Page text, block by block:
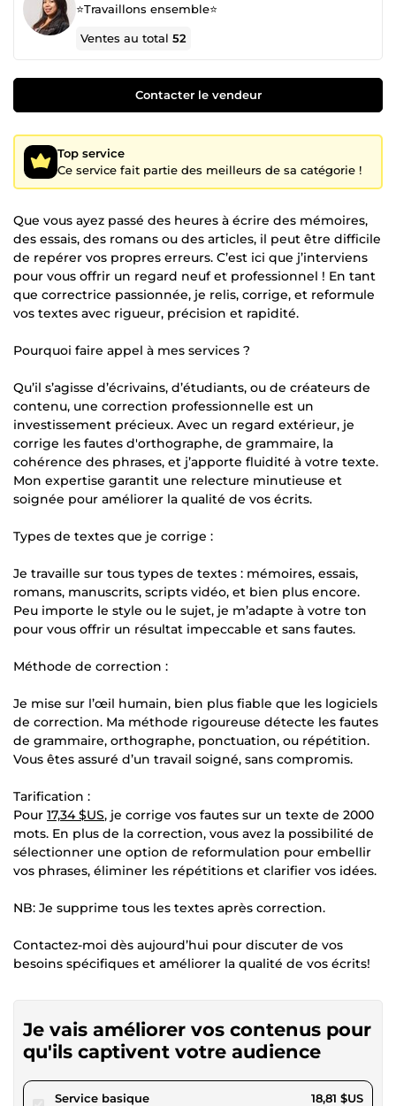
⭐Travaillons ensemble⭐
Ventes au total52
Contacter le vendeur
Top service
Ce service fait partie des meilleurs de sa catégorie !
Que vous ayez passé des heures à écrire des mémoires,
des essais, des romans ou des articles, il peut être difficile
de repérer vos propres erreurs. C’est ici que j’interviens
pour vous offrir un regard neuf et professionnel ! En tant
que correctrice passionnée, je relis, corrige, et reformule
vos textes avec rigueur, précision et rapidité.
Pourquoi faire appel à mes services ?
Qu’il s’agisse d’écrivains, d’étudiants, ou de créateurs de
contenu, une correction professionnelle est un
investissement précieux. Avec un regard extérieur, je
corrige les fautes d'orthographe, de grammaire, la
cohérence des phrases, et j’apporte fluidité à votre texte.
Mon expertise garantit une relecture minutieuse et
soignée pour améliorer la qualité de vos écrits.
Types de textes que je corrige :
Je travaille sur tous types de textes : mémoires, essais,
romans, manuscrits, scripts vidéo, et bien plus encore.
Peu importe le style ou le sujet, je m’adapte à votre ton
pour vous offrir un résultat impeccable et sans fautes.
Méthode de correction :
Je mise sur l’œil humain, bien plus fiable que les logiciels
de correction. Ma méthode rigoureuse détecte les fautes
de grammaire, orthographe, ponctuation, ou répétition.
Vous êtes assuré d’un travail soigné, sans compromis.
Tarification :
Pour 17,34 $US, je corrige vos fautes sur un texte de 2000
mots. En plus de la correction, vous avez la possibilité de
sélectionner une option de reformulation pour embellir
vos phrases, éliminer les répétitions et clarifier vos idées.
NB: Je supprime tous les textes après correction.
Contactez-moi dès aujourd’hui pour discuter de vos
besoins spécifiques et améliorer la qualité de vos écrits!
Je vais améliorer vos contenus pour
qu'ils captivent votre audience
Service basiquepour 17,34 $US 18,81 $US